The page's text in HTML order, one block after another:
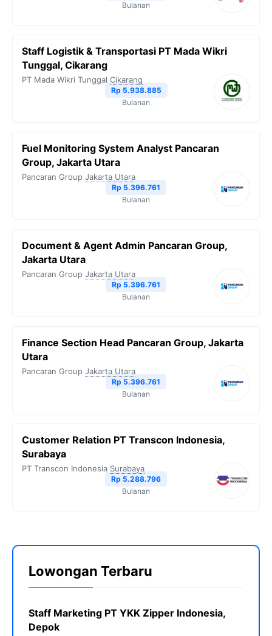
Bulanan
Staff Logistik & Transportasi PT Mada Wikri
Tunggal, Cikarang
PT Mada Wikri Tunggal Cikarang
Rp 5.938.885
Bulanan
Fuel Monitoring System Analyst Pancaran
Group, Jakarta Utara
Pancaran Group Jakarta Utara
Rp 5.396.761
Bulanan
Document & Agent Admin Pancaran Group,
Jakarta Utara
Pancaran Group Jakarta Utara
Rp 5.396.761
Bulanan
Finance Section Head Pancaran Group, Jakarta
Utara
Pancaran Group Jakarta Utara
Rp 5.396.761
Bulanan
Customer Relation PT Transcon Indonesia,
Surabaya
PT Transcon Indonesia Surabaya
Rp 5.288.796
Bulanan
Lowongan Terbaru
Staff Marketing PT YKK Zipper Indonesia,
Depok